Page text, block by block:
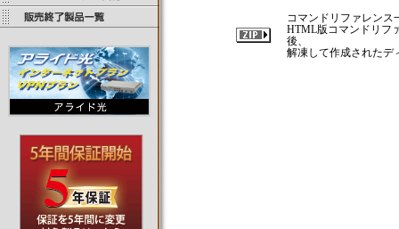
コマンドリファレンス
HTML版コマンドリフ
後、
解凍して作成されたデ